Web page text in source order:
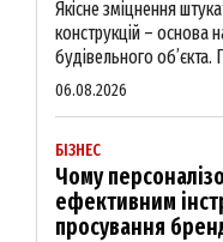
Якісне зміцнення
конструкцій – основа
будівельного об’єкта.
06.08.2026
БІЗНЕС
Чому
ефективним
просування